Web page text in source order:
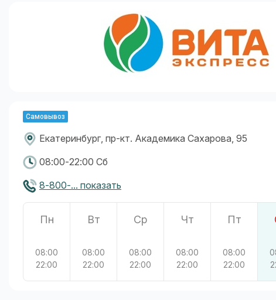
Самовывоз
Екатеринбург, пр-кт. Академика Сахарова, 95
08:00-22:00 Сб
8-800-... показать
Пн
08:00
22:00
Вт
08:00
22:00
Ср
08:00
22:00
Чт
08:00
22:00
Пт
08:00
22:00